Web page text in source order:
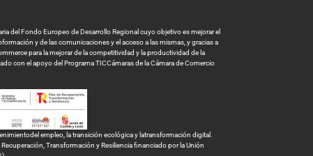
del Fondo Europeo de Desarrollo Regional cuyo objetivo es mejorar el
y de las comunicaciones y el acceso a las mismas, y gracias a
para la mejorar de la competitividad y la productividad de la
con el apoyo del Programa TICCámaras de la Cámara de Comercio
empleo, la transición ecológica y latransformación digital.
Transformación y Resiliencia financiado por la Unión